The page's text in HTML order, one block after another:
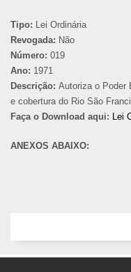
Tipo: Lei Ordinária
Revogada: Não
Número: 019
Ano: 1971
Descrição: Autoriza o Poder
e cobertura do Rio São
Faça o Download aqui: Lei
ANEXOS ABAIXO: